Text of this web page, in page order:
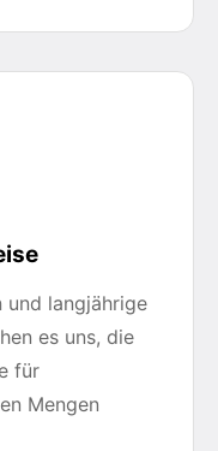
langjährige
es uns, die
für
Mengen